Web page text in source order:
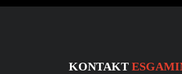
KONTAKT